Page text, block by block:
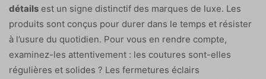
détails est un signe distinctif des marques de luxe. Les
produits sont conçus pour durer dans le temps et résister
à l’usure du quotidien. Pour vous en rendre compte,
examinez-les attentivement : les coutures sont-elles
régulières et solides ? Les fermetures éclairs